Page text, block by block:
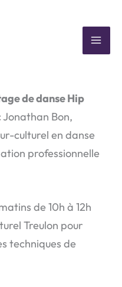
de danse Hip
Jonathan Bon,
culturel en danse
professionnelle
de 10h à 12h
Treulon pour
techniques de